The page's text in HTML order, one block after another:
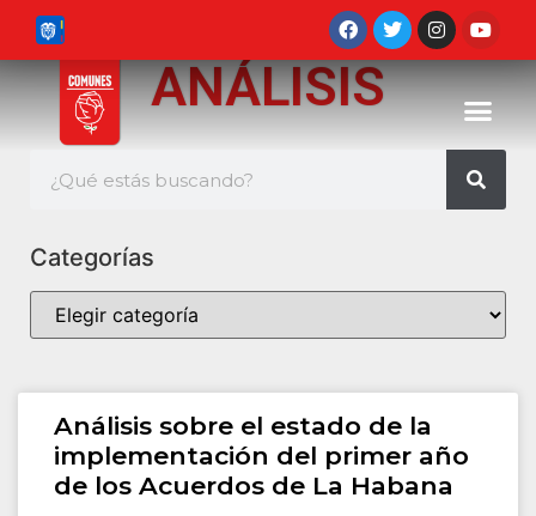
ANÁLISIS
Categorías
Análisis sobre el estado de la
implementación del primer año
de los Acuerdos de La Habana